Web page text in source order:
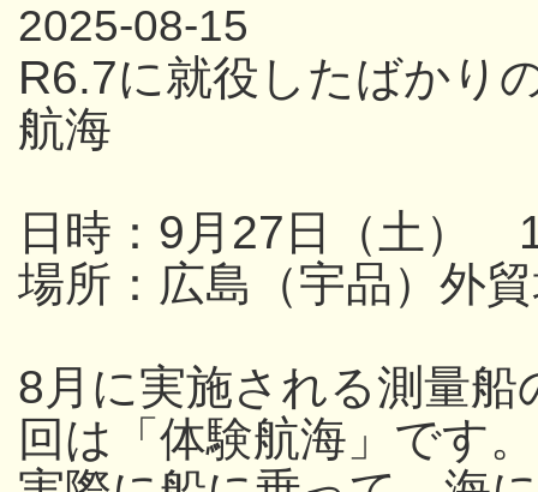
2025-08-15
R6.7に就役したばかり
航海
日時：9月27日（土）
場所：広島（宇品）外
8月に実施される測量
回は「体験航海」です。